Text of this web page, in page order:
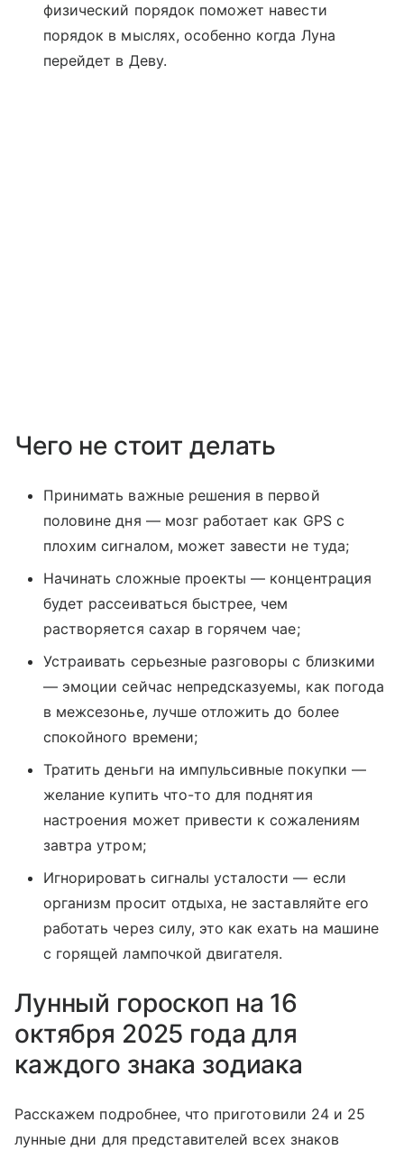
физический порядок поможет навести
порядок в мыслях, особенно когда Луна
перейдет в Деву.
Чего не стоит делать
Принимать важные решения в первой
половине дня — мозг работает как GPS с
плохим сигналом, может завести не туда;
Начинать сложные проекты — концентрация
будет рассеиваться быстрее, чем
растворяется сахар в горячем чае;
Устраивать серьезные разговоры с близкими
— эмоции сейчас непредсказуемы, как погода
в межсезонье, лучше отложить до более
спокойного времени;
Тратить деньги на импульсивные покупки —
желание купить что-то для поднятия
настроения может привести к сожалениям
завтра утром;
Игнорировать сигналы усталости — если
организм просит отдыха, не заставляйте его
работать через силу, это как ехать на машине
с горящей лампочкой двигателя.
Лунный гороскоп на 16
октября 2025 года для
каждого знака зодиака
Расскажем подробнее, что приготовили 24 и 25
лунные дни для представителей всех знаков